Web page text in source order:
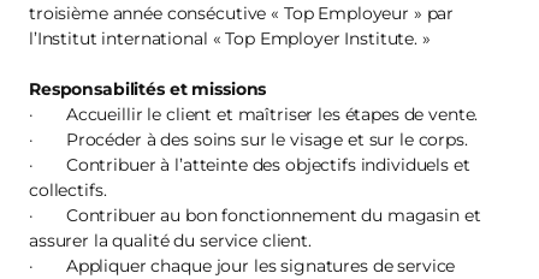
troisième année consécutive « Top Employeur » par
l’Institut international « Top Employer Institute. »
Responsabilités et missions
· Accueillir le client et maîtriser les étapes de vente.
· Procéder à des soins sur le visage et sur le corps.
· Contribuer à l’atteinte des objectifs individuels et
collectifs.
· Contribuer au bon fonctionnement du magasin et
assurer la qualité du service client.
· Appliquer chaque jour les signatures de service